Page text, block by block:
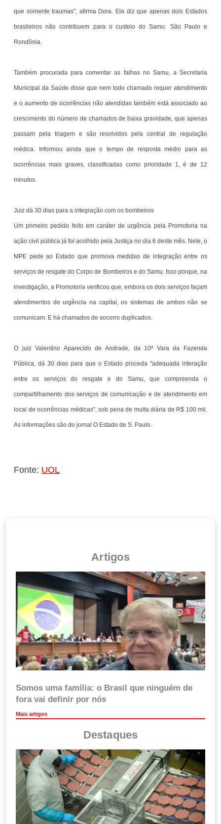
que somente traumas", afirma Dora. Ela diz que apenas dois Estados
brasileiros não contribuem para o custeio do Samu: São Paulo e
Rondônia.
Também procurada para comentar as falhas no Samu, a Secretaria
Municipal da Saúde disse que nem todo chamado requer atendimento
e o aumento de ocorrências não atendidas também está associado ao
crescimento do número de chamados de baixa gravidade, que apenas
passam pela triagem e são resolvidos pela central de regulação
médica. Informou ainda que o tempo de resposta médio para as
ocorrências mais graves, classificadas como prioridade 1, é de 12
minutos.
Juiz dá 30 dias para a integração com os bombeiros
Um primeiro pedido feito em caráter de urgência pela Promotoria na
ação civil pública já foi acolhido pela Justiça no dia 6 deste mês. Nele, o
MPE pede ao Estado que promova medidas de integração entre os
serviços de resgate do Corpo de Bombeiros e do Samu. Isso porque, na
investigação, a Promotoria verificou que, embora os dois serviços façam
atendimentos de urgência na capital, os sistemas de ambos não se
comunicam. E há chamados de socorro duplicados.
O juiz Valentino Aparecido de Andrade, da 10ª Vara da Fazenda
Pública, dá 30 dias para que o Estado proceda "adequada interação
entre os serviços do resgate e do Samu, que compreenda o
compartilhamento dos serviços de comunicação e de atendimento em
local de ocorrências médicas", sob pena de multa diária de R$ 100 mil.
As informações são do jornal O Estado de S. Paulo.
Fonte: UOL
Artigos
Somos uma família: o Brasil que ninguém de
fora vai definir por nós
Mais artigos
Destaques